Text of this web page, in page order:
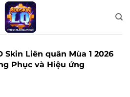
Skin Liên quân Mùa 1 2026
Phục và Hiệu ứng